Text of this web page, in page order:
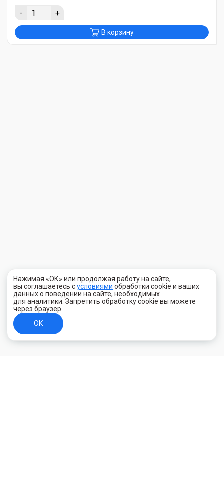
- +
В корзину
Нажимая «ОК» или продолжая работу на сайте,
вы соглашаетесь сусловиями обработки cookie и ваших
данных о поведении на сайте, необходимых
для аналитики. Запретить обработку cookie вы можете
через браузер.
ОК